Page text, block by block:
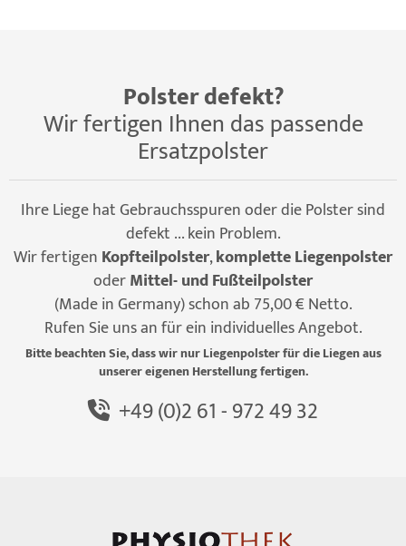
Polster defekt?
Wir fertigen Ihnen das passende
Ersatzpolster
Ihre Liege hat Gebrauchsspuren oder die Polster sind
defekt ... kein Problem.
Wir fertigen Kopfteilpolster,komplette Liegenpolster
oderMittel- und Fußteilpolster
(Made in Germany) schon ab 75,00 € Netto.
Rufen Sie uns an für ein individuelles Angebot.
Bitte beachten Sie, dass wir nur Liegenpolster für die Liegen aus
unserer eigenen Herstellung fertigen.
+49 (0)2 61 - 972 49 32